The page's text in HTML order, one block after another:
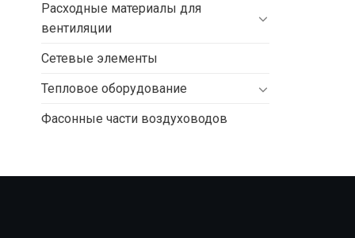
Расходные материалы для
вентиляции
Сетевые элементы
Тепловое оборудование
Фасонные части воздуховодов